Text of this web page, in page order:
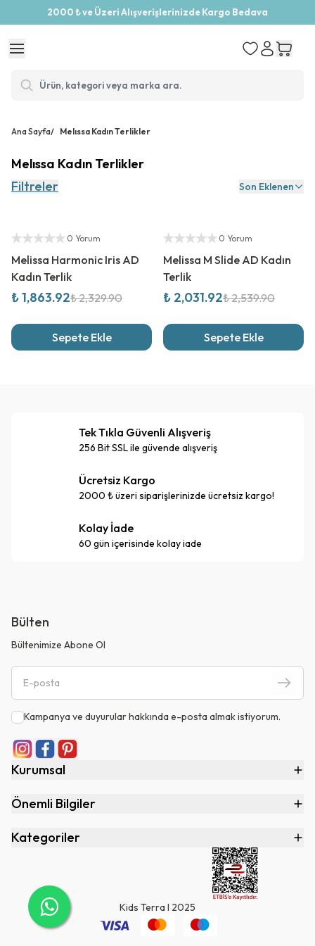
2000 ₺ ve Üzeri Alışverişlerinizde Kargo Bedava
Ana Sayfa/ Melıssa Kadın Terlikler
Melıssa Kadın Terlikler
Filtreler
Son Eklenen
Yetkili Satıcı
0 Yorum
Melissa Harmonic Iris AD
Kadın Terlik
₺ 1,863.92₺ 2,329.90
Sepete Ekle
Yetkili Satıcı
0 Yorum
Melissa M Slide AD Kadın
Terlik
₺ 2,031.92₺ 2,539.90
Sepete Ekle
Tek Tıkla Güvenli Alışveriş
256 Bit SSL ile güvende alışveriş
Ücretsiz Kargo
2000 ₺ üzeri siparişlerinizde ücretsiz kargo!
Kolay İade
60 gün içerisinde kolay iade
Bülten
Bültenimize Abone Ol
Kampanya ve duyurular hakkında e-posta almak istiyorum.
Kurumsal
Önemli Bilgiler
Kategoriler
Kids Terra I 2025